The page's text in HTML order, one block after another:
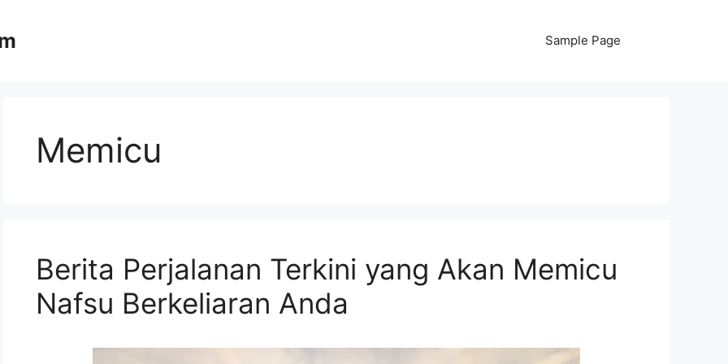
Sample Page
Memicu
Berita Perjalanan Terkini yang Akan Memicu
Nafsu Berkeliaran Anda